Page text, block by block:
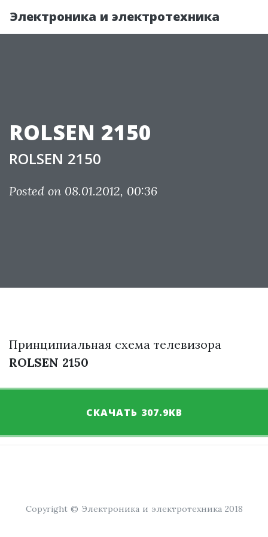
Электроника и электротехника
ROLSEN 2150
ROLSEN 2150
Posted on 08.01.2012, 00:36
Принципиальная схема телевизора
ROLSEN 2150
СКАЧАТЬ 307.9KB
Copyright © Электроника и электротехника 2018